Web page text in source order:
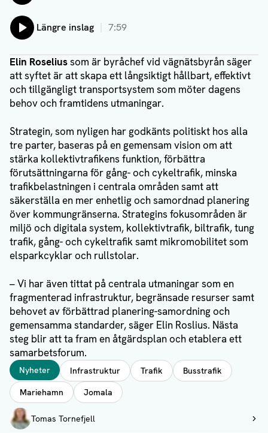
Lyssna på:
Längre inslag 7:59
Elin Roseliussom är byråchef vid vägnätsbyrån säger
att syftet är att skapa ett långsiktigt hållbart, effektivt
och tillgängligt transportsystem som möter dagens
behov och framtidens utmaningar.
Strategin, som nyligen har godkänts politiskt hos alla
tre parter, baseras på en gemensam vision om att
stärka kollektivtrafikens funktion, förbättra
förutsättningarna för gång- och cykeltrafik, minska
trafikbelastningen i centrala områden samt att
säkerställa en mer enhetlig och samordnad planering
över kommungränserna. Strategins fokusområden är
miljö och digitala system, kollektivtrafik, biltrafik, tung
trafik, gång- och cykeltrafik samt mikromobilitet som
elsparkcyklar och rullstolar.
– Vi har även tittat på centrala utmaningar som en
fragmenterad infrastruktur, begränsade resurser samt
behovet av förbättrad planering-samordning och
gemensamma standarder, säger Elin Roslius. Nästa
steg blir att ta fram en åtgärdsplan och etablera ett
samarbetsforum.
Taggar
Nyheter Infrastruktur Trafik
Busstrafik
Mariehamn
Jomala
Författare
Tomas Tornefjell
Visa profil